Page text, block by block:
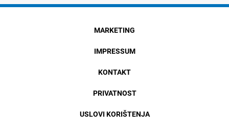
MARKETING
IMPRESSUM
KONTAKT
PRIVATNOST
USLOVI KORIŠTENJA